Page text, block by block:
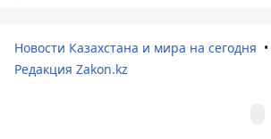
Новости Казахстана и мира на сегодня
Редакция Zakon.kz